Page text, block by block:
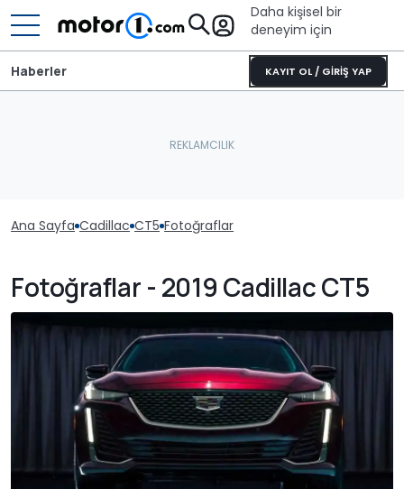
Daha kişisel bir
deneyim için
KAYIT OL / GİRİŞ YAP
Haberler
Ana Sayfa Cadillac CT5 Fotoğraflar
Fotoğraflar - 2019 Cadillac CT5